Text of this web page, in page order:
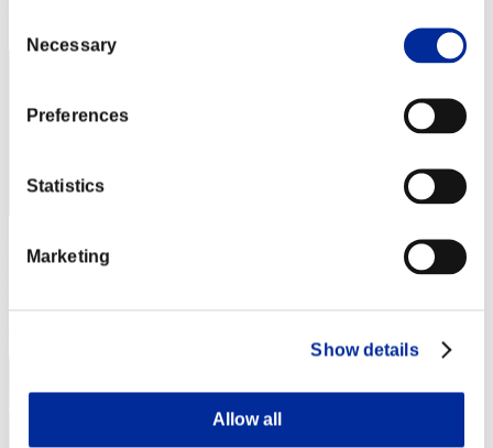
Selection
Necessary
Preferences
Statistics
Marketing
Show details
Allow all
Punteggio: -